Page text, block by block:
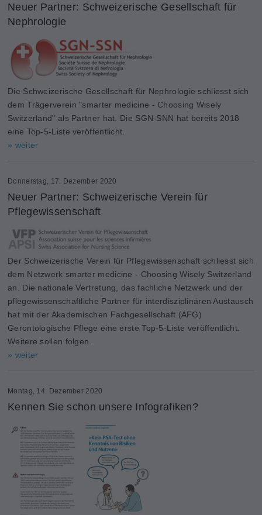
Neuer Partner: Schweizerische Gesellschaft für
Nephrologie
Die Schweizerische Gesellschaft für Nephrologie schliesst sich
dem Trägerverein "smarter medicine - Choosing Wisely
Switzerland" als Partner hat. Die SGN-SNN hat bereits 2018
eine Top-5-Liste veröffentlicht.
» weiter
Donnerstag, 17. Dezember 2020
Neuer Partner: Schweizerische Verein für
Pflegewissenschaft
Der Schweizerische Verein für Pflegewissenschaft schliesst sich
dem Netzwerk smarter medicine - Choosing Wisely Switzerland
an. Die nationale Vertretung, das fachliche Netzwerk und der
pflegewissenschaftliche Partner für interdisziplinären Austausch
hat mit der Akademischen Fachgesellschaft (AFG)
Gerontologische Pflege eine erste Top-5-Liste veröffentlicht.
Weitere sollen folgen.
» weiter
Montag, 14. Dezember 2020
Kennen Sie schon unsere Infografiken?